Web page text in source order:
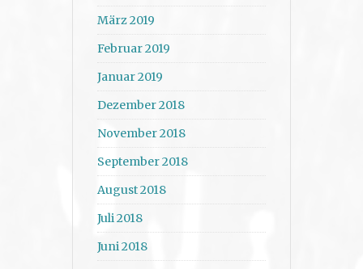
März 2019
Februar 2019
Januar 2019
Dezember 2018
November 2018
September 2018
August 2018
Juli 2018
Juni 2018